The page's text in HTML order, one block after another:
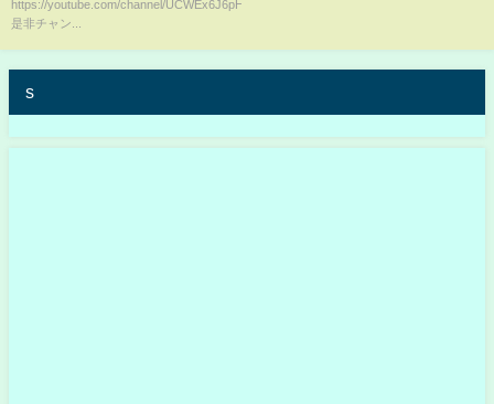
https://youtube.com/channel/UCWEx6J6pHTQdX6ronipTGQA
是非チャン...
s